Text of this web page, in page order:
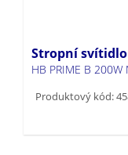
Stropní svítidlo
HB PRIME B 200W
Produktový kód: